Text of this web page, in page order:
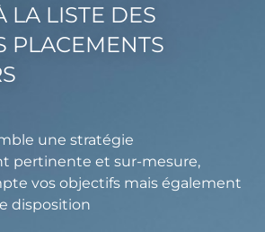
LA LISTE DES
PLACEMENTS
une stratégie
pertinente et sur-mesure,
vos objectifs mais également
disposition